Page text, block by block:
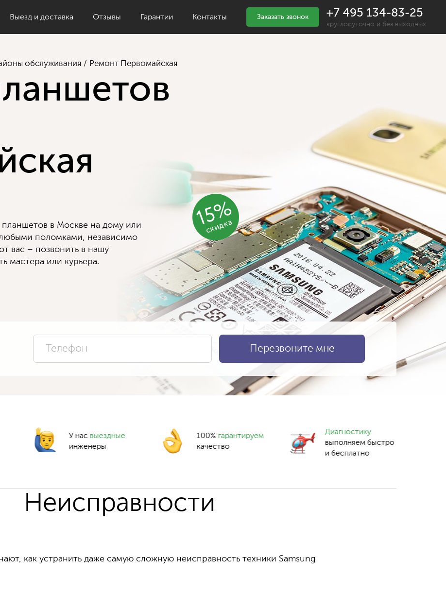
Выезд и доставка Отзывы Гарантии Контакты Заказать звонок +7 495 134-83-25
круглосуточно и без выходных
15%
скидка
обслуживания Ремонт Первомайская
в Москве на дому или
поломками, независимо
вас – позвонить в нашу
мастера или курьера.
У нас выездные
инженеры
100%гарантируем
качество
Диагностику
выполняем быстро
и бесплатно
Неисправности
как устранить даже самую сложную неисправность техники Samsung